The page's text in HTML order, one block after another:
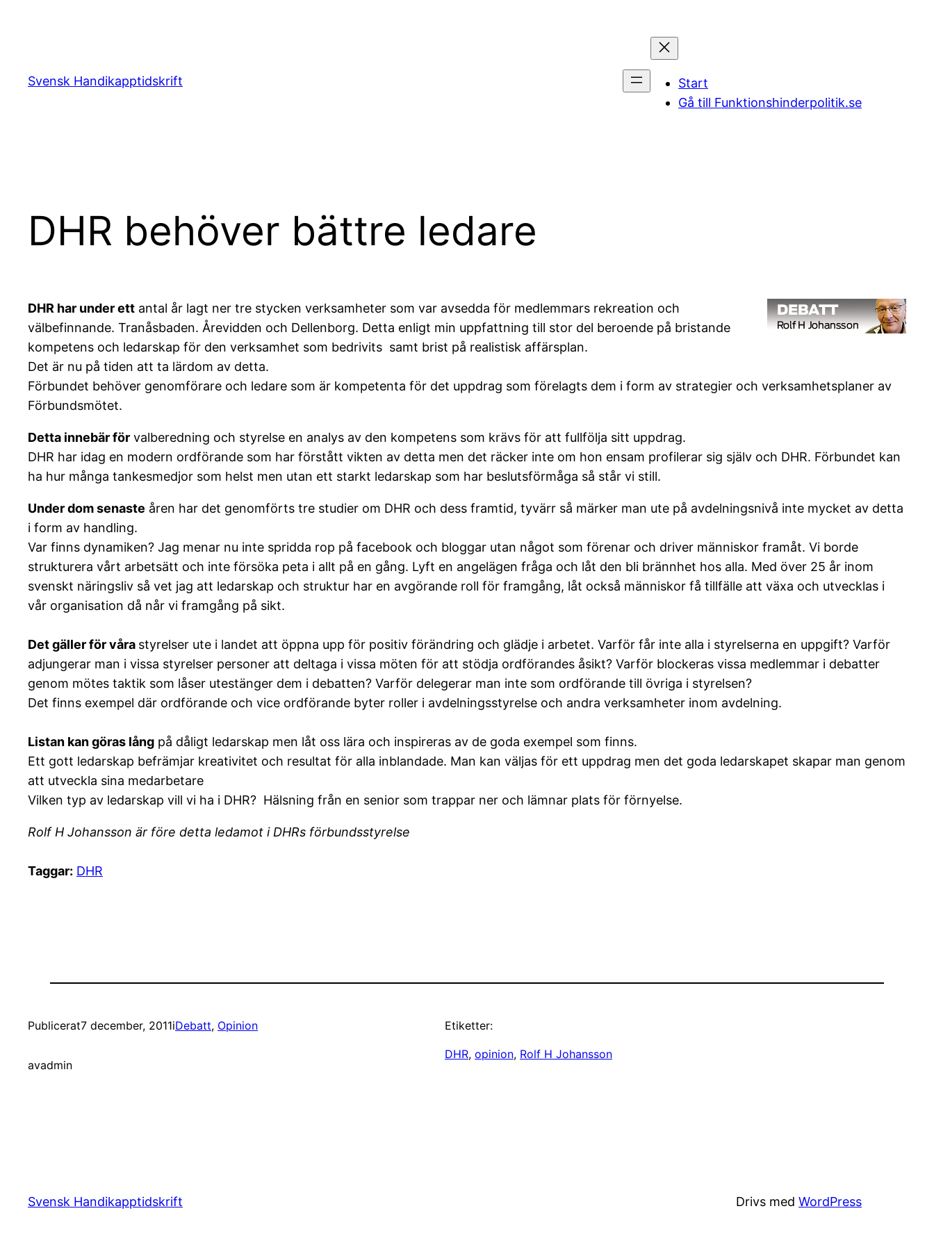
Svensk Handikapptidskrift
Start
Gå till Funktionshinderpolitik.se
DHR behöver bättre ledare
DHR har under ett antal år lagt ner tre stycken verksamheter som var avsedda för medlemmars rekreation och
välbefinnande. Tranåsbaden. Årevidden och Dellenborg. Detta enligt min uppfattning till stor del beroende på bristande
kompetens och ledarskap för den verksamhet som bedrivits samt brist på realistisk affärsplan.
Det är nu på tiden att ta lärdom av detta.
Förbundet behöver genomförare och ledare som är kompetenta för det uppdrag som förelagts dem i form av strategier och verksamhetsplaner av
Förbundsmötet.
Detta innebär för valberedning och styrelse en analys av den kompetens som krävs för att fullfölja sitt uppdrag.
DHR har idag en modern ordförande som har förstått vikten av detta men det räcker inte om hon ensam profilerar sig själv och DHR. Förbundet kan
ha hur många tankesmedjor som helst men utan ett starkt ledarskap som har beslutsförmåga så står vi still.
Under dom senaste åren har det genomförts tre studier om DHR och dess framtid, tyvärr så märker man ute på avdelningsnivå inte mycket av detta
i form av handling.
Var finns dynamiken? Jag menar nu inte spridda rop på facebook och bloggar utan något som förenar och driver människor framåt. Vi borde
strukturera vårt arbetsätt och inte försöka peta i allt på en gång. Lyft en angelägen fråga och låt den bli brännhet hos alla. Med över 25 år inom
svenskt näringsliv så vet jag att ledarskap och struktur har en avgörande roll för framgång, låt också människor få tillfälle att växa och utvecklas i
vår organisation då når vi framgång på sikt.
Det gäller för våra styrelser ute i landet att öppna upp för positiv förändring och glädje i arbetet. Varför får inte alla i styrelserna en uppgift? Varför
adjungerar man i vissa styrelser personer att deltaga i vissa möten för att stödja ordförandes åsikt? Varför blockeras vissa medlemmar i debatter
genom mötes taktik som låser utestänger dem i debatten? Varför delegerar man inte som ordförande till övriga i styrelsen?
Det finns exempel där ordförande och vice ordförande byter roller i avdelningsstyrelse och andra verksamheter inom avdelning.
Listan kan göras lång på dåligt ledarskap men låt oss lära och inspireras av de goda exempel som finns.
Ett gott ledarskap befrämjar kreativitet och resultat för alla inblandade. Man kan väljas för ett uppdrag men det goda ledarskapet skapar man genom
att utveckla sina medarbetare
Vilken typ av ledarskap vill vi ha i DHR? Hälsning från en senior som trappar ner och lämnar plats för förnyelse.
Rolf H Johansson är före detta ledamot i DHRs förbundsstyrelse
Taggar: DHR
Publicerat7 december, 2011iDebatt, Opinion
avadmin
Etiketter:
DHR, opinion, Rolf H Johansson
Svensk Handikapptidskrift Drivs med WordPress